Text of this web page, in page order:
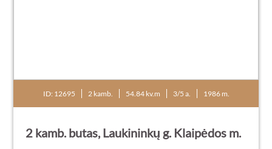
ID: 12695 2 kamb. 54.84 kv.m 3/5 a. 1986 m.
2 kamb. butas, Laukininkų g. Klaipėdos m.